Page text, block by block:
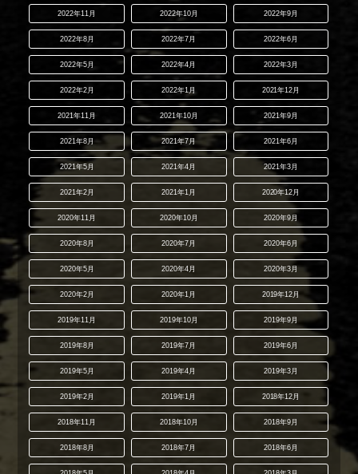
2022年11月 2022年10月 2022年9月
2022年8月 2022年7月 2022年6月
2022年5月 2022年4月 2022年3月
2022年2月 2022年1月 2021年12月
2021年11月 2021年10月 2021年9月
2021年8月 2021年7月 2021年6月
2021年5月 2021年4月 2021年3月
2021年2月 2021年1月 2020年12月
2020年11月 2020年10月 2020年9月
2020年8月 2020年7月 2020年6月
2020年5月 2020年4月 2020年3月
2020年2月 2020年1月 2019年12月
2019年11月 2019年10月 2019年9月
2019年8月 2019年7月 2019年6月
2019年5月 2019年4月 2019年3月
2019年2月 2019年1月 2018年12月
2018年11月 2018年10月 2018年9月
2018年8月 2018年7月 2018年6月